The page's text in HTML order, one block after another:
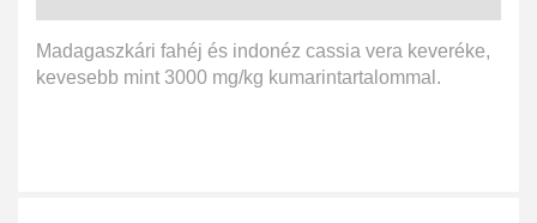
Madagaszkári fahéj és indonéz cassia vera keveréke,
kevesebb mint 3000 mg/kg kumarintartalommal.